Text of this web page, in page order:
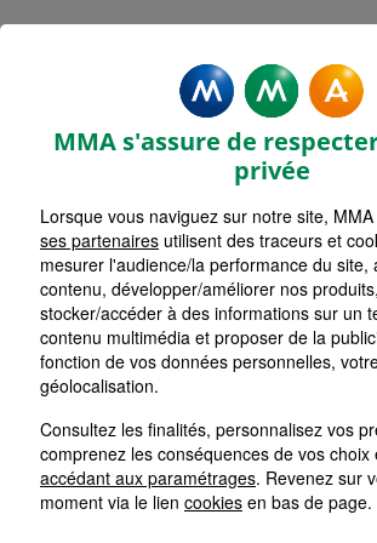
Mentions légales -
ROCADE EST
Accueil
Retour
Mentions Légales
Les cookies sur le site
Agent Général MMA
MMA s'assure de
privée
Lorsque vous naviguez sur notre site,
ses partenaires utilisent des traceurs et
mesurer l'audience/la performance du site,
contenu, développer/améliorer nos produits,
stocker/accéder à des informations sur un
contenu multimédia et proposer de la
fonction de vos données personnelles,
géolocalisation.
Consultez les finalités, personnalisez vos
comprenez les conséquences de vos choix
accédant aux paramétrages. Revenez sur
moment via le lien cookies en bas de page.